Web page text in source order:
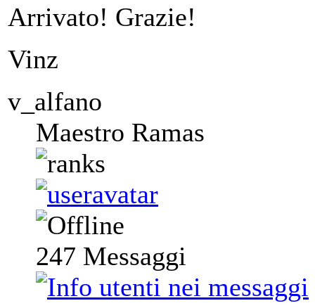
Arrivato! Grazie!
Vinz
v_alfano
Maestro Ramas
247 Messaggi